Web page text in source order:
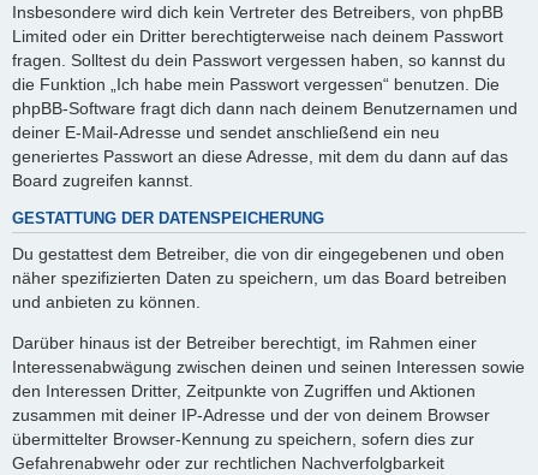
Insbesondere wird dich kein Vertreter des Betreibers, von phpBB
Limited oder ein Dritter berechtigterweise nach deinem Passwort
fragen. Solltest du dein Passwort vergessen haben, so kannst du
die Funktion „Ich habe mein Passwort vergessen“ benutzen. Die
phpBB-Software fragt dich dann nach deinem Benutzernamen und
deiner E-Mail-Adresse und sendet anschließend ein neu
generiertes Passwort an diese Adresse, mit dem du dann auf das
Board zugreifen kannst.
GESTATTUNG DER DATENSPEICHERUNG
Du gestattest dem Betreiber, die von dir eingegebenen und oben
näher spezifizierten Daten zu speichern, um das Board betreiben
und anbieten zu können.
Darüber hinaus ist der Betreiber berechtigt, im Rahmen einer
Interessenabwägung zwischen deinen und seinen Interessen sowie
den Interessen Dritter, Zeitpunkte von Zugriffen und Aktionen
zusammen mit deiner IP-Adresse und der von deinem Browser
übermittelter Browser-Kennung zu speichern, sofern dies zur
Gefahrenabwehr oder zur rechtlichen Nachverfolgbarkeit